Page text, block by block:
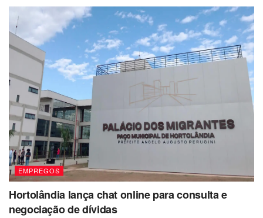
EMPREGOS
Hortolândia lança chat online para consulta e
negociação de dívidas